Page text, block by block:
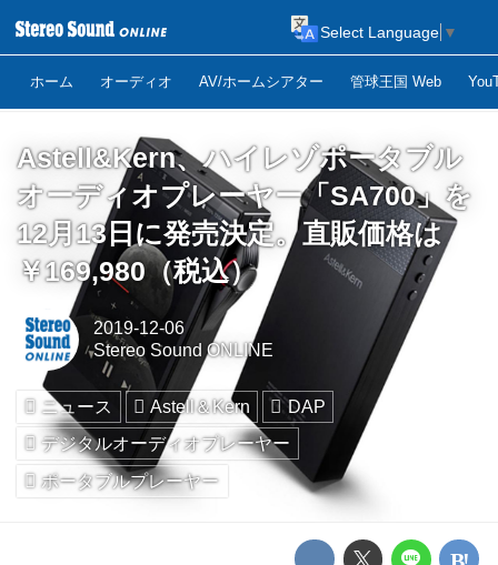
ホーム オーディオ AV/ホームシアター 管球王国 Web
Select Language ▼
Astell&Kern、ハイレゾポータブル
オーディオプレーヤー「SA700」を
12月13日に発売決定。直販価格は
￥169,980（税込）
2019-12-06
Stereo Sound ONLINE
ニュース Astell＆Kern
DAP
デジタルオーディオプレーヤー
ポータブルプレーヤー